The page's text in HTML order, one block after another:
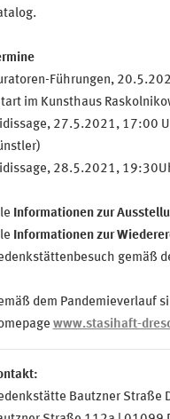
Führungen,
im Kunsthaus
27.5.2021, 17:00
28.5.2021,
Informationen zur
Informationen zur
gemäß
dem Pandemieverlauf
www.stasihaft-
Bautzner Straße